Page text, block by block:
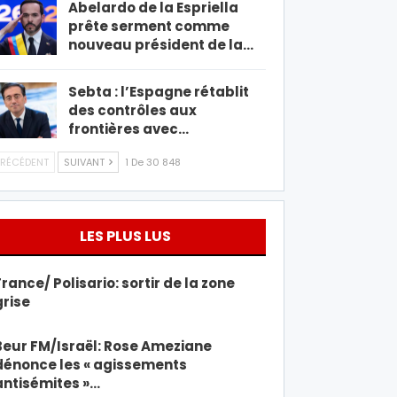
Abelardo de la Espriella
prête serment comme
nouveau président de la…
Sebta : l’Espagne rétablit
des contrôles aux
frontières avec…
SUIVANT 1 De 30 848
LES PLUS LUS
Polisario: sortir de la zone
FM/Israël: Rose Ameziane
les « agissements
»…